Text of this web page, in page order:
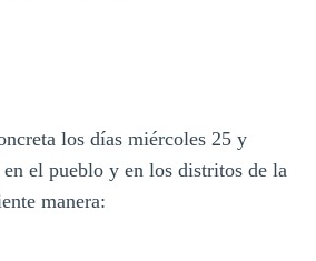
los días miércoles 25 y
el pueblo y en los distritos de la
manera: